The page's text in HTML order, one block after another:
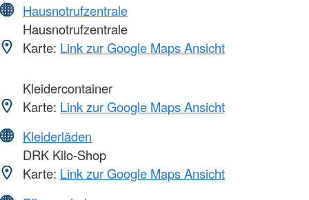
Hausnotrufzentrale
Hausnotrufzentrale
Karte: Link zur Google Maps Ansicht
Kleidercontainer
Karte: Link zur Google Maps Ansicht
Kleiderläden
DRK Kilo-Shop
Karte: Link zur Google Maps Ansicht